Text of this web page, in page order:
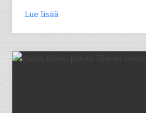
Lue lisää